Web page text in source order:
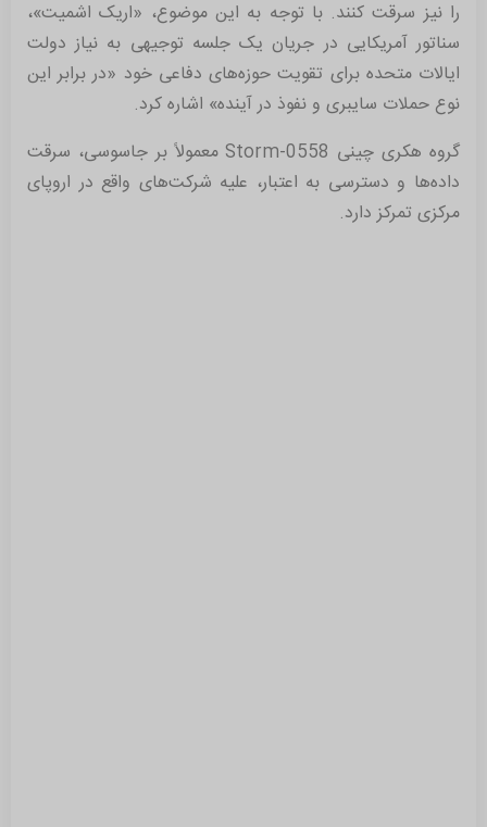
را نیز سرقت کنند. با توجه به این موضوع، «اریک اشمیت»،
سناتور آمریکایی در جریان یک جلسه توجیهی به نیاز دولت
ایالات متحده برای تقویت حوزه‌های دفاعی خود «در برابر این
نوع حملات سایبری و نفوذ در آینده» اشاره کرد.
گروه هکری چینی Storm-0558 معمولاً بر جاسوسی، سرقت
داده‌ها و دسترسی به اعتبار، علیه شرکت‌های واقع در اروپای
مرکزی تمرکز دارد.